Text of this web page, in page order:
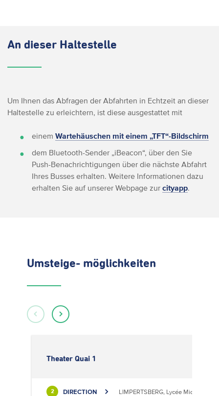
An dieser Haltestelle
Um Ihnen das Abfragen der Abfahrten in Echtzeit an dieser
Haltestelle zu erleichtern, ist diese ausgestattet mit
einem Wartehäuschen mit einem „TFT“-Bildschirm
dem Bluetooth-Sender „iBeacon“, über den Sie
Push-Benachrichtigungen über die nächste Abfahrt
Ihres Busses erhalten. Weitere Informationen dazu
erhalten Sie auf unserer Webpage zur cityapp.
Umsteige- möglichkeiten
Theater Quai 1
2 DIRECTION LIMPERTSBERG, Lycée Michel